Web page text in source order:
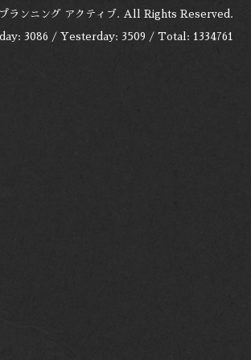
ランニング アクティブ. All Rights Reserved.
3086 / Yesterday: 3509 / Total: 1334761